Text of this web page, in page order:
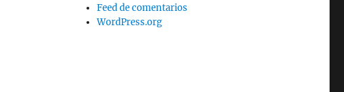
Feed de comentarios
WordPress.org